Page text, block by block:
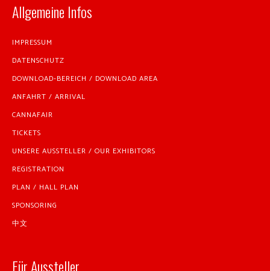
Allgemeine Infos
IMPRESSUM
DATENSCHUTZ
DOWNLOAD-BEREICH / DOWNLOAD AREA
ANFAHRT / ARRIVAL
CANNAFAIR
TICKETS
UNSERE AUSSTELLER / OUR EXHIBITORS
REGISTRATION
PLAN / HALL PLAN
SPONSORING
中文
Für Aussteller